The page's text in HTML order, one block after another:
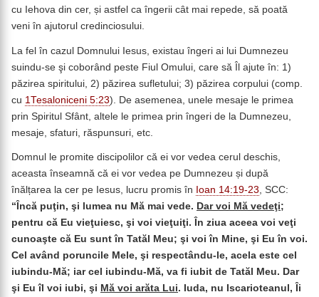
cu Iehova din cer, și astfel ca îngerii cât mai repede, să poată
veni în ajutorul credinciosului.
La fel în cazul Domnului Iesus, existau îngeri ai lui Dumnezeu
suindu-se şi coborând peste Fiul Omului, care să Îl ajute în: 1)
păzirea spiritului, 2) păzirea sufletului; 3) păzirea corpului (comp.
cu 1Tesaloniceni 5:23). De asemenea, unele mesaje le primea
prin Spiritul Sfânt, altele le primea prin îngeri de la Dumnezeu,
mesaje, sfaturi, răspunsuri, etc.
Domnul le promite discipolilor că ei vor vedea cerul deschis,
aceasta înseamnă că ei vor vedea pe Dumnezeu și după
înălțarea la cer pe Iesus, lucru promis în Ioan 14:19-23, SCC:
“Încă puţin, şi lumea nu Mă mai vede. Dar voi Mă vedeţi;
pentru că Eu vieţuiesc, şi voi vieţuiţi. În ziua aceea voi veţi
cunoaşte că Eu sunt în Tatăl Meu; şi voi în Mine, şi Eu în voi.
Cel având poruncile Mele, şi respectându-le, acela este cel
iubindu-Mă; iar cel iubindu-Mă, va fi iubit de Tatăl Meu. Dar
şi Eu îl voi iubi, şi Mă voi arăta Lui. Iuda, nu Iscarioteanul, Îi